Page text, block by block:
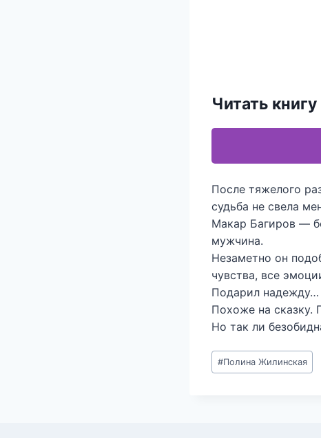
Читать
После тяжелого
судьба не свела
Макар Багиров —
мужчина.
Незаметно он
чувства, все
Подарил надежду…
Похоже на сказку.
Но так ли
Метки
записи:
#Полина Жилинская